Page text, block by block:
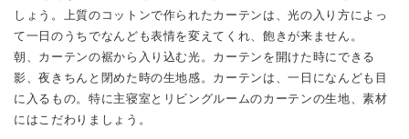
しょう。上質のコットンで作られたカーテンは、光の入り方によっ
て一日のうちでなんども表情を変えてくれ、飽きが来ません。
朝、カーテンの裾から入り込む光。カーテンを開けた時にできる
影、夜きちんと閉めた時の生地感。カーテンは、一日になんども目
に入るもの。特に主寝室とリビングルームのカーテンの生地、素材
にはこだわりましょう。